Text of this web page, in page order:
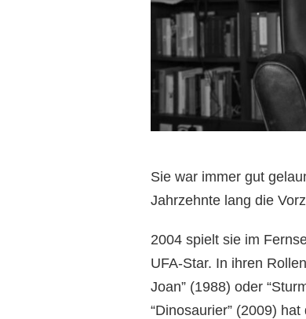
Sie war immer gut
Jahrzehnte lang die
2004 spielt sie im
UFA-Star. In ihren
Joan” (1988) oder
“Dinosaurier” (2009)